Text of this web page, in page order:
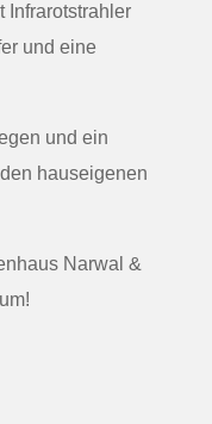
Infrarotstrahler
und eine
und ein
hauseigenen
Narwal &